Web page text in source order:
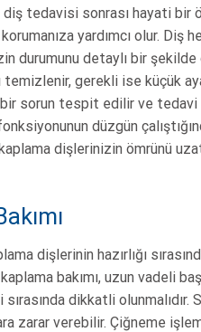
tedavisi sonrası hayati bir
korumanıza yardımcı olur.
durumunu detaylı bir
temizlenir, gerekli ise küçük
sorun tespit edilir ve tedavi
düzgün
dişlerinizin ömrünü
dişlerinin hazırlığı
bakımı, uzun vadeli
dikkatli olunmalıdır.
zarar verebilir. Çiğneme